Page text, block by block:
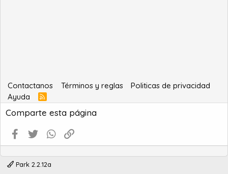
Contactanos Términos y reglas
Politicas de privacidad
Ayuda
R
S
S
Comparte esta página
Facebook
Twitter WhatsApp
Park 2.2.12a